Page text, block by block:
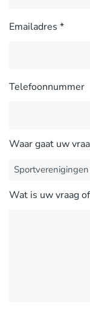
Emailadres *
Telefoonnummer
Waar gaat uw
Wat is uw vraag